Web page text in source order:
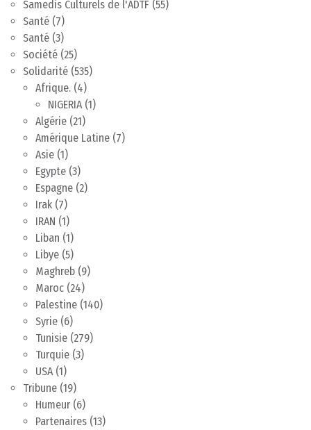
Samedis Culturels de l'ADTF (55)
Santé (7)
Santé (3)
Société (25)
Solidarité (535)
Afrique. (4)
NIGERIA (1)
Algérie (21)
Amérique Latine (7)
Asie (1)
Egypte (3)
Espagne (2)
Irak (7)
IRAN (1)
Liban (1)
Libye (5)
Maghreb (9)
Maroc (24)
Palestine (140)
Syrie (6)
Tunisie (279)
Turquie (3)
USA (1)
Tribune (19)
Humeur (6)
Partenaires (13)